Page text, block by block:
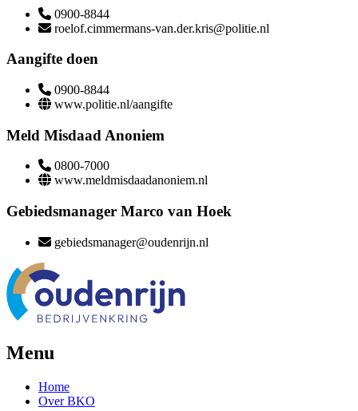
0900-8844
roelof.cimmermans-van.der.kris@politie.nl
Aangifte doen
0900-8844
www.politie.nl/aangifte
Meld Misdaad Anoniem
0800-7000
www.meldmisdaadanoniem.nl
Gebiedsmanager Marco van Hoek
gebiedsmanager@oudenrijn.nl
Menu
Home
Over BKO